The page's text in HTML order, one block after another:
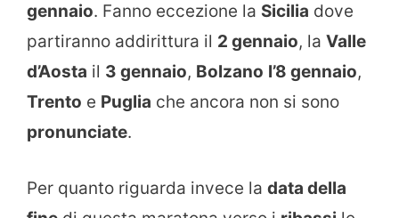
gennaio. Fanno eccezione la Sicilia dove
partiranno addirittura il 2 gennaio, la Valle
d’Aosta il 3 gennaio, Bolzano l’8 gennaio,
Trento e Puglia che ancora non si sono
pronunciate.
Per quanto riguarda invece la data della